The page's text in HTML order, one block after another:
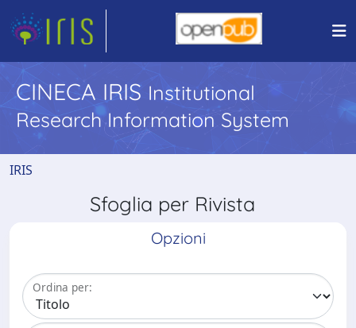
CINECA IRIS Institutional
Research Information System
IRIS
Sfoglia per Rivista
Opzioni
Ordina per: